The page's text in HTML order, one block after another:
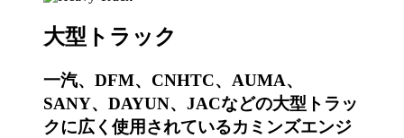
大型トラック
一汽、DFM、CNHTC、AUMA、
SANY、DAYUN、JACなどの大型トラッ
クに広く使用されているカミンズエンジ